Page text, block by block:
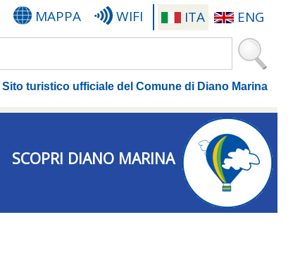
ITA ENG
MAPPA WIFI
Sito turistico ufficiale del Comune di Diano Marina
SCOPRI DIANO MARINA